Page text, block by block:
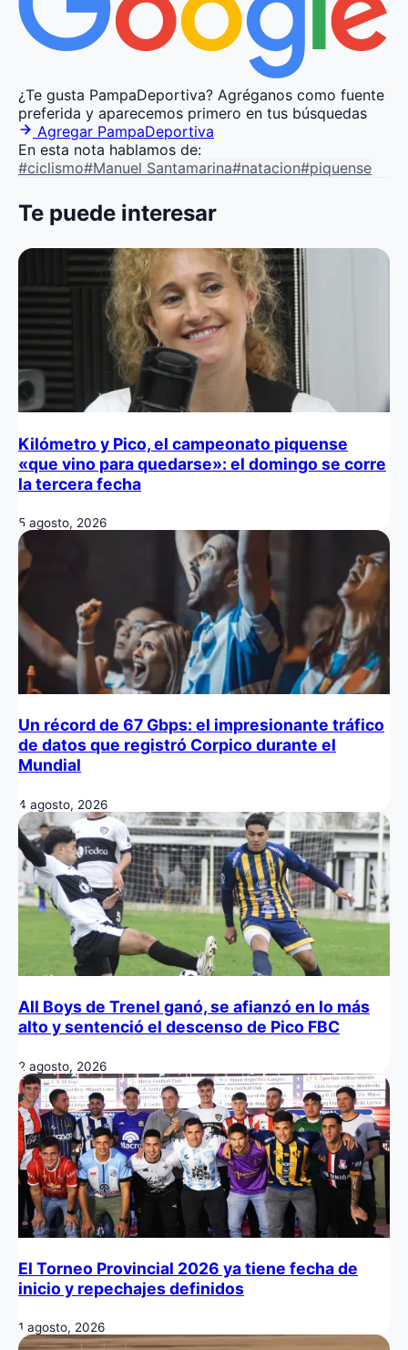
¿Te gusta PampaDeportiva? Agréganos como fuente
preferida y aparecemos primero en tus búsquedas
Agregar PampaDeportiva
En esta nota hablamos de:
#ciclismo#Manuel Santamarina#natacion#piquense
Te puede interesar
Kilómetro y Pico, el campeonato piquense
«que vino para quedarse»: el domingo se corre
la tercera fecha
5 agosto, 2026
Un récord de 67 Gbps: el impresionante tráfico
de datos que registró Corpico durante el
Mundial
4 agosto, 2026
All Boys de Trenel ganó, se afianzó en lo más
alto y sentenció el descenso de Pico FBC
2 agosto, 2026
El Torneo Provincial 2026 ya tiene fecha de
inicio y repechajes definidos
1 agosto, 2026